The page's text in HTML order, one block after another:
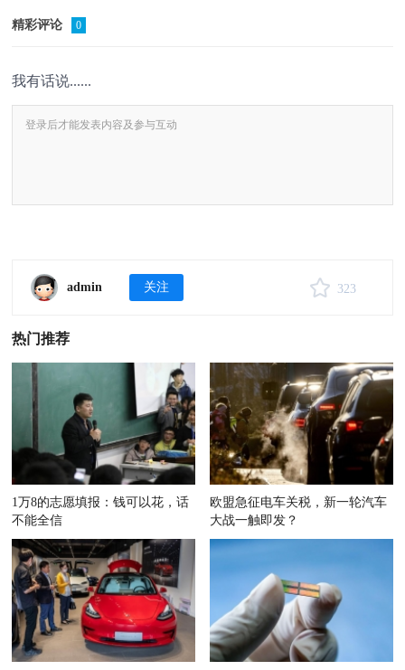
精彩评论 0
我有话说......
admin 关注 323
热门推荐
1万8的志愿填报：钱可以花，话
不能全信
欧盟急征电车关税，新一轮汽车
大战一触即发？